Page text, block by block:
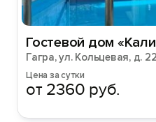
Гостевой дом
Гагра, ул. Кольцевая, д. 22
Цена за сутки
от 2360 руб.